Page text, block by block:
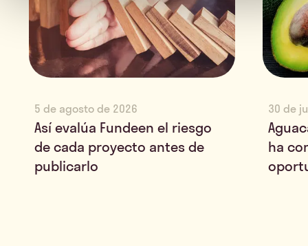
5 de agosto de 2026
Así evalúa Fundeen el riesgo
de cada proyecto antes de
publicarlo
30 de
ha